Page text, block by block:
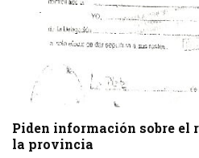
Piden información sobre el
la provincia